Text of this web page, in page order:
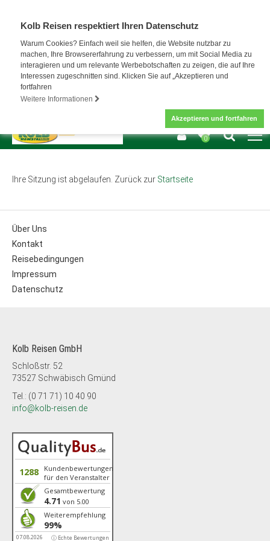
Kolb Reisen respektiert Ihren Datenschutz
Warum Cookies? Einfach weil sie helfen, die Website nutzbar zu
machen, Ihre Browsererfahrung zu verbessern, um mit Social Media zu
interagieren und um relevante Werbebotschaften zu zeigen, die auf Ihre
Interessen zugeschnitten sind. Klicken Sie auf „Akzeptieren und
fortfahren
Weitere Informationen
Akzeptieren und fortfahren
0
Ihre Sitzung ist abgelaufen. Zurück zur Startseite
Über Uns
Kontakt
Reisebedingungen
Impressum
Datenschutz
Kolb Reisen GmbH
Schloßstr. 52
73527 Schwäbisch Gmünd
Tel.: (0 71 71) 10 40 90
info@kolb-reisen.de
1288
Kundenbewertungen
für den Veranstalter
Gesamtbewertung
4.71 von 5.00
Weiterempfehlung
99%
07.08.2026 ⓘ Echte Bewertungen